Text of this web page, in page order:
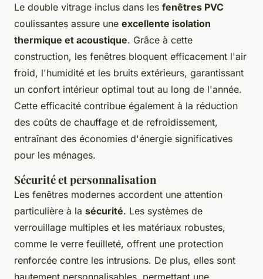
Le double vitrage inclus dans les fenêtres PVC
coulissantes assure une excellente isolation
thermique et acoustique. Grâce à cette
construction, les fenêtres bloquent efficacement l'air
froid, l'humidité et les bruits extérieurs, garantissant
un confort intérieur optimal tout au long de l'année.
Cette efficacité contribue également à la réduction
des coûts de chauffage et de refroidissement,
entraînant des économies d'énergie significatives
pour les ménages.
Sécurité et personnalisation
Les fenêtres modernes accordent une attention
particulière à la sécurité. Les systèmes de
verrouillage multiples et les matériaux robustes,
comme le verre feuilleté, offrent une protection
renforcée contre les intrusions. De plus, elles sont
hautement personnalisables, permettant une